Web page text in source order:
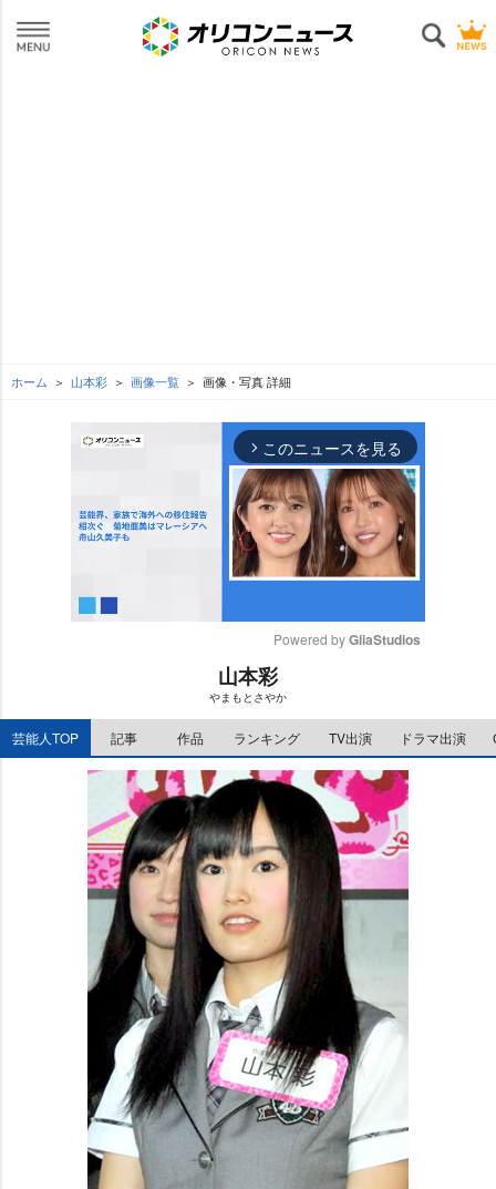
ホーム 山本彩 画像一覧 画像・写真 詳細
arrow_forward_ios このニュースを見る
e
Powered by GliaStudios
山本彩
まもとさやか
芸能人TOP 記事 作品 ランキング TV出演 ドラマ出演